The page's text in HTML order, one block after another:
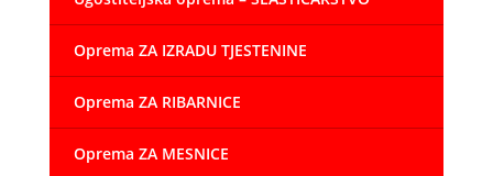
Oprema ZA IZRADU TJESTENINE
Oprema ZA RIBARNICE
Oprema ZA MESNICE